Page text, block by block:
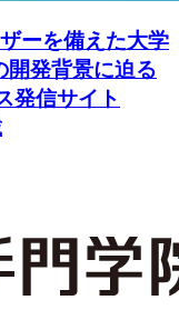
ーを備えた大学
発背景に迫る
発信サイト